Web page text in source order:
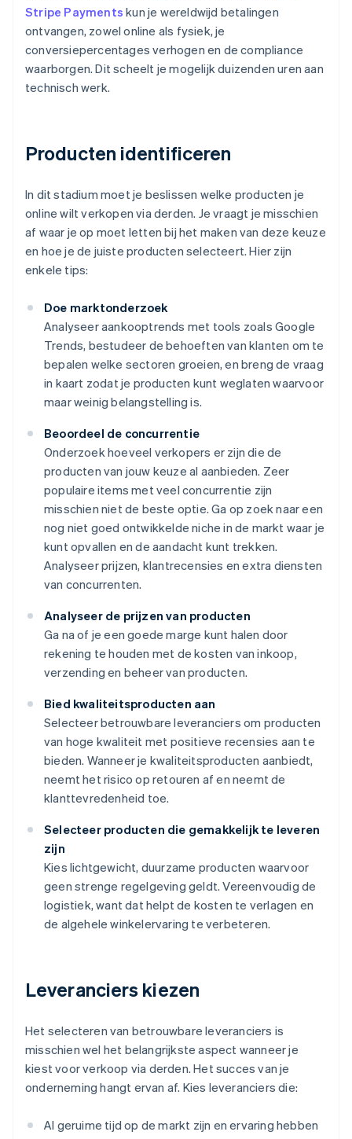
Stripe Payments kun je wereldwijd betalingen
ontvangen, zowel online als fysiek, je
conversiepercentages verhogen en de compliance
waarborgen. Dit scheelt je mogelijk duizenden uren aan
technisch werk.
Producten identificeren
In dit stadium moet je beslissen welke producten je
online wilt verkopen via derden. Je vraagt je misschien
af waar je op moet letten bij het maken van deze keuze
en hoe je de juiste producten selecteert. Hier zijn
enkele tips:
Doe marktonderzoek
Analyseer aankooptrends met tools zoals Google
Trends, bestudeer de behoeften van klanten om te
bepalen welke sectoren groeien, en breng de vraag
in kaart zodat je producten kunt weglaten waarvoor
maar weinig belangstelling is.
Beoordeel de concurrentie
Onderzoek hoeveel verkopers er zijn die de
producten van jouw keuze al aanbieden. Zeer
populaire items met veel concurrentie zijn
misschien niet de beste optie. Ga op zoek naar een
nog niet goed ontwikkelde niche in de markt waar je
kunt opvallen en de aandacht kunt trekken.
Analyseer prijzen, klantrecensies en extra diensten
van concurrenten.
Analyseer de prijzen van producten
Ga na of je een goede marge kunt halen door
rekening te houden met de kosten van inkoop,
verzending en beheer van producten.
Bied kwaliteitsproducten aan
Selecteer betrouwbare leveranciers om producten
van hoge kwaliteit met positieve recensies aan te
bieden. Wanneer je kwaliteitsproducten aanbiedt,
neemt het risico op retouren af en neemt de
klanttevredenheid toe.
Selecteer producten die gemakkelijk te leveren
zijn
Kies lichtgewicht, duurzame producten waarvoor
geen strenge regelgeving geldt. Vereenvoudig de
logistiek, want dat helpt de kosten te verlagen en
de algehele winkelervaring te verbeteren.
Leveranciers kiezen
Het selecteren van betrouwbare leveranciers is
misschien wel het belangrijkste aspect wanneer je
kiest voor verkoop via derden. Het succes van je
onderneming hangt ervan af. Kies leveranciers die:
Al geruime tijd op de markt zijn en ervaring hebben